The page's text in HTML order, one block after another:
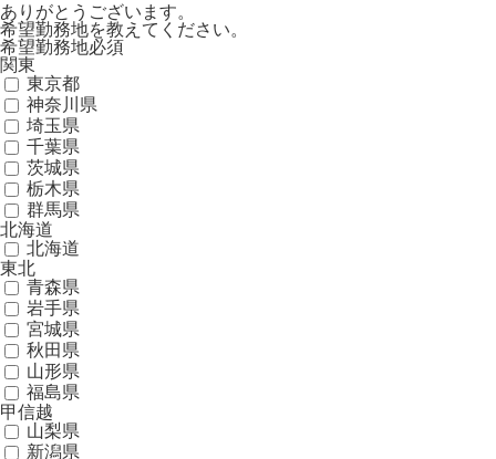
ありがとうございます。
希望勤務地を教えてください。
希望勤務地必須
関東
東京都
神奈川県
埼玉県
千葉県
茨城県
栃木県
群馬県
北海道
北海道
東北
青森県
岩手県
宮城県
秋田県
山形県
福島県
甲信越
山梨県
新潟県